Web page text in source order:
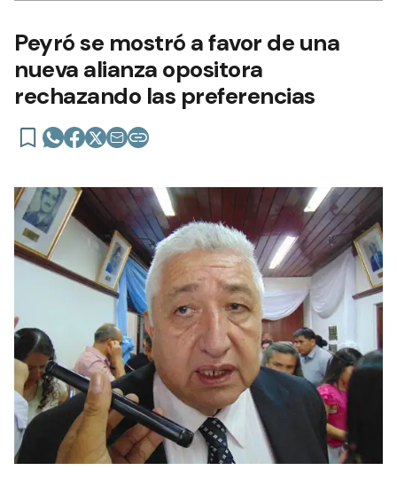
Peyró se mostró a favor de una
nueva alianza opositora
rechazando las preferencias